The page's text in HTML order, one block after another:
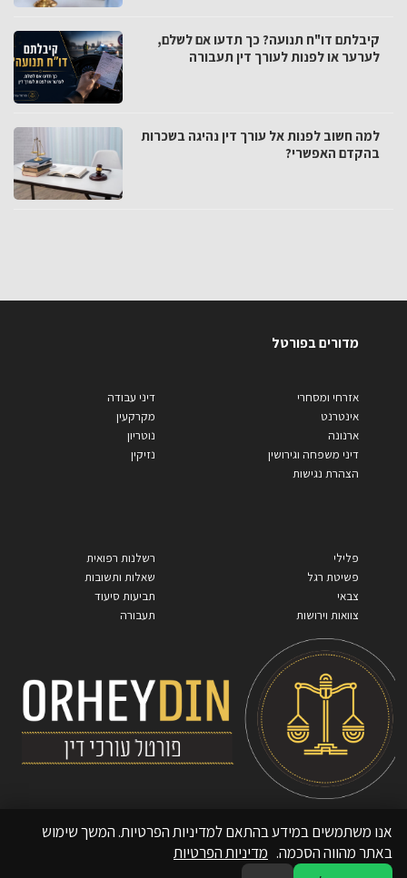
קיבלתם דו"ח תנועה? כך תדעו אם לשלם,
לערער או לפנות לעורך דין תעבורה
למה חשוב לפנות אל עורך דין נהיגה בשכרות
בהקדם האפשרי?
מדורים בפורטל
אזרחי ומסחרי
אינטרנט
ארנונה
דיני משפחה וגירושין
הצהרת נגישות
דיני עבודה
מקרקעין
נוטריון
נזיקין
פלילי
פשיטת רגל
צבאי
צוואות וירושות
רשלנות רפואית
שאלות ותשובות
תביעות סיעוד
תעבורה
אנו משתמשים במידע בהתאם למדיניות הפרטיות. המשך שימוש
באתר מהווה הסכמה. מדיניות הפרטיות